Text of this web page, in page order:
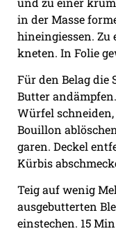
in der Masse
hineingiessen. Zu
kneten. In Folie
Für den Belag die
Butter
Würfel
Bouillon
garen. Deckel
Kürbis
Teig auf wenig
ausgebutterten
einstechen. 15